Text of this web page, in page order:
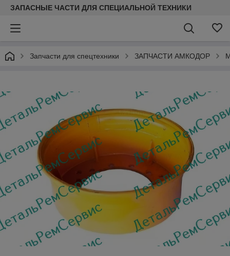
ЗАПАСНЫЕ ЧАСТИ ДЛЯ СПЕЦИАЛЬНОЙ ТЕХНИКИ
Запчасти для спецтехники ЗАПЧАСТИ АМКОДОР